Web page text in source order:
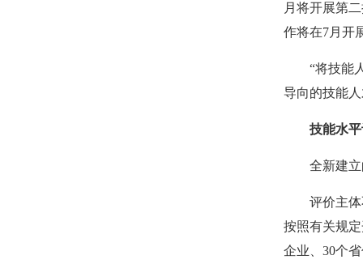
月将开展第
作将在7月开
“将技能
导向的技能
技能水
全新建
评价主
按照有关规
企业、30个